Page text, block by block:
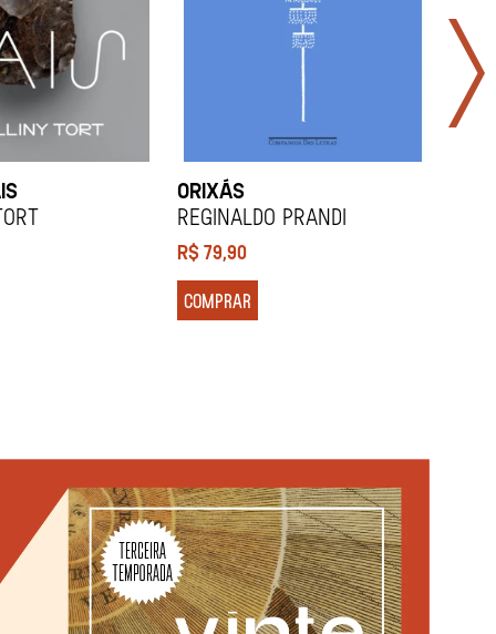
ORIXÁS
REGINALDO PRANDI
R$79,90
COMPRAR